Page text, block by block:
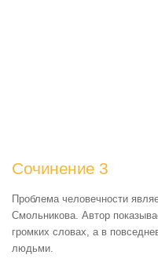
Сочинение 3
Проблема человечности
Смольникова. Автор
громких словах, а в
людьми.